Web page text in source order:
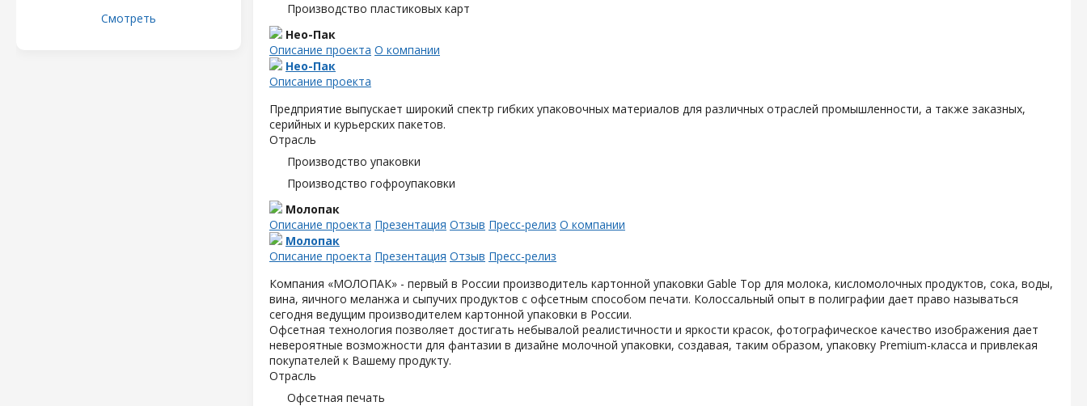
Смотреть
Производство пластиковых карт
Нео-Пак
Описание проекта О компании
Нео-Пак
Описание проекта
Предприятие выпускает широкий спектр гибких упаковочных материалов для различных отраслей промышленности, а также заказных,
серийных и курьерских пакетов.
Отрасль
Производство упаковки
Производство гофроупаковки
Молопак
Описание проекта Презентация Отзыв Пресс-релиз О компании
Молопак
Описание проекта Презентация Отзыв Пресс-релиз
Компания «МОЛОПАК» - первый в России производитель картонной упаковки Gable Top для молока, кисломолочных продуктов, сока, воды,
вина, яичного меланжа и сыпучих продуктов с офсетным способом печати. Колоссальный опыт в полиграфии дает право называться
сегодня ведущим производителем картонной упаковки в России.
Офсетная технология позволяет достигать небывалой реалистичности и яркости красок, фотографическое качество изображения дает
невероятные возможности для фантазии в дизайне молочной упаковки, создавая, таким образом, упаковку Premium-класса и привлекая
покупателей к Вашему продукту.
Отрасль
Офсетная печать